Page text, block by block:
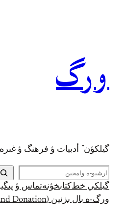
ورگ
گيلکؤن ٚ أدبیات ؤ فرهنگ ؤ غىره (۲۰۰۵
ج
س
ت
ج
گيلکي خط کتابخؤنهتماس ؤ
ورگ-ه بال بزنين (Support and Donation)